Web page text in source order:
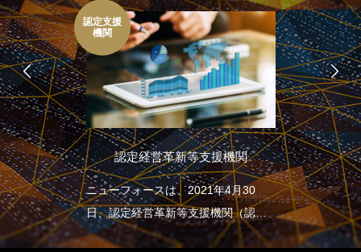
認定支援
機関
認定経営革新等支援機関
ニューフォースは、2021年4月30
日、認定経営革新等支援機関（認定
支援機関）となりました